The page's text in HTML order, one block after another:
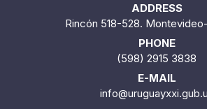
ADDRESS
Rincón 518-528.
PHONE
(598) 2915 3838
E-MAIL